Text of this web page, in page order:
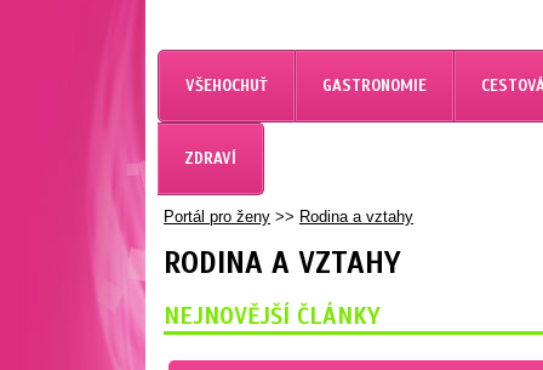
VŠEHOCHUŤ GASTRONOMIE
ZDRAVÍ
Portál pro ženy >> Rodina a vztahy
RODINA A VZTAHY
NEJNOVĚJŠÍ ČLÁNKY